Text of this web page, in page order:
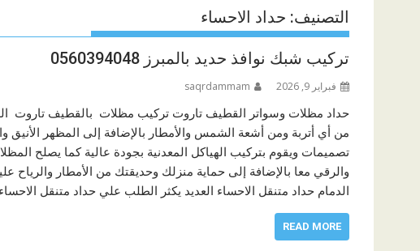
التصنيف: حداد الاحساء
تركيب شبك نوافذ حديد بالمبرز 0560394048
فبراير 9, 2026 saqrdammam
حداد مظلات وسواتر القطيف تاروت تركيب مظلات بالقطيف تاروت
من أي أتربة ومن أشعة الشمس والأمطار بالإضافة إلى المظهر
تصميمات ويقوم بتركيب الهياكل المعدنية بجودة عالية كما يصلح
والرقي معا بالإضافة إلى حماية منزلك وحديقتك من الأمطار
الدمام حداد متنقل الاحساء العديد يكثر الطلب علي حداد متنقل
READ MORE